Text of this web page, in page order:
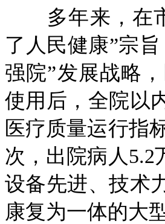
多年来，在市
了人民健康”宗
强院”发展战略
使用后，全院以
医疗质量运行指
次，出院病人
设备先进、技术
康复为一体的大